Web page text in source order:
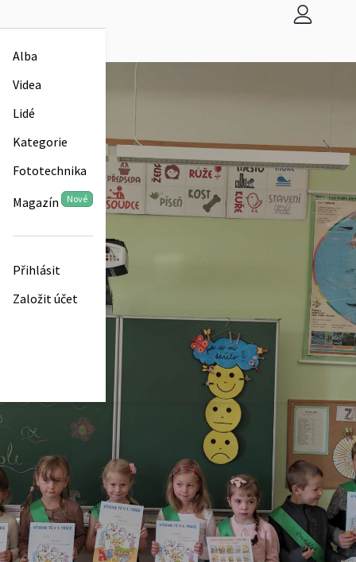
Alba
Videa
Lidé
Kategorie
Fototechnika
Magazín Nové
Přihlásit
Založit účet